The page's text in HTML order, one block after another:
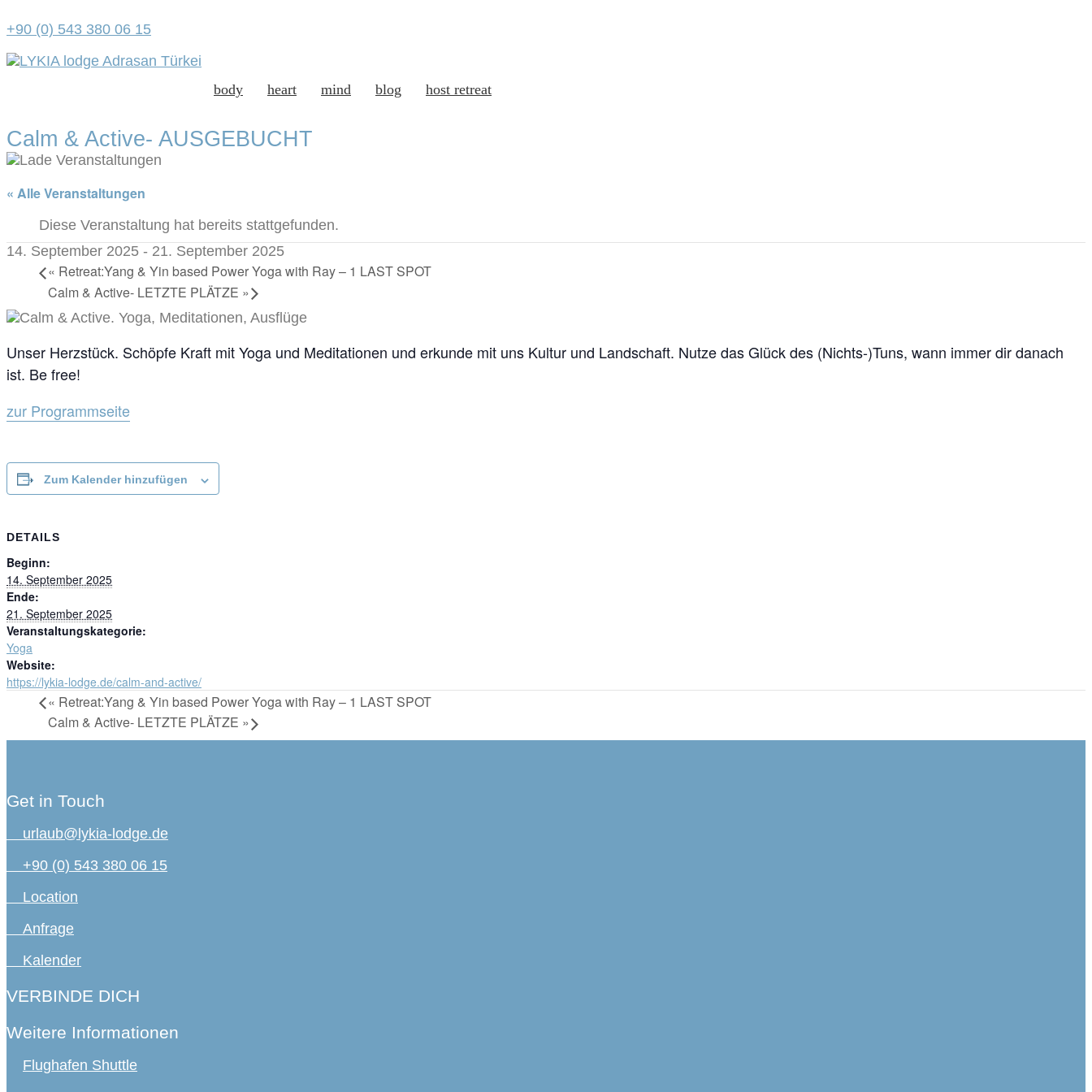
+90 (0) 543 380 06 15
body heart mind blog host retreat
Calm & Active- AUSGEBUCHT
« Alle Veranstaltungen
Diese Veranstaltung hat bereits stattgefunden.
14. September 2025 - 21. September 2025
« Retreat:Yang & Yin based Power Yoga with Ray – 1 LAST SPOT
Calm & Active- LETZTE PLÄTZE »
Unser Herzstück. Schöpfe Kraft mit Yoga und Meditationen und erkunde mit uns Kultur und Landschaft. Nutze das Glück des (Nichts-)Tuns, wann immer dir danach
ist. Be free!
zur Programmseite
Zum Kalender hinzufügen
DETAILS
Beginn:
14. September 2025
Ende:
21. September 2025
Veranstaltungskategorie:
Yoga
Website:
https://lykia-lodge.de/calm-and-active/
« Retreat:Yang & Yin based Power Yoga with Ray – 1 LAST SPOT
Calm & Active- LETZTE PLÄTZE »
Get in Touch
urlaub@lykia-lodge.de
+90 (0) 543 380 06 15
Location
Anfrage
Kalender
VERBINDE DICH
Weitere Informationen
Flughafen Shuttle